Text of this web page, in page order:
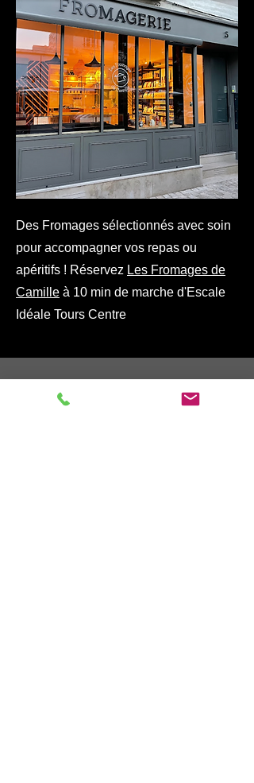
Des Fromages sélectionnés avec soin
pour accompagner vos repas ou
apéritifs ! Réservez Les Fromages de
Camille à 10 min de marche d'Escale
Idéale Tours Centre